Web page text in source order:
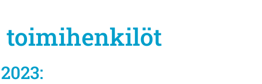
toimihenkilöt